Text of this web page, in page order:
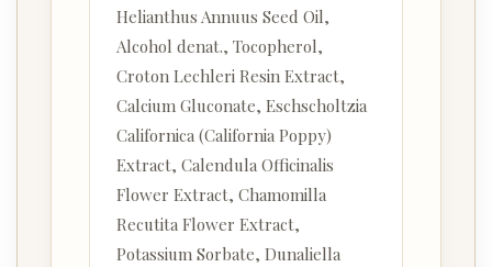
Helianthus Annuus Seed Oil,
Alcohol denat., Tocopherol,
Croton Lechleri Resin Extract,
Calcium Gluconate, Eschscholtzia
Californica (California Poppy)
Extract, Calendula Officinalis
Flower Extract, Chamomilla
Recutita Flower Extract,
Potassium Sorbate, Dunaliella